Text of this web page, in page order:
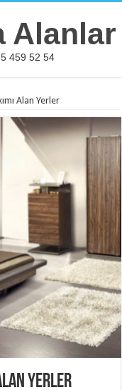
Alanlar
459 52 54
Alan Yerler
Alan Yerler